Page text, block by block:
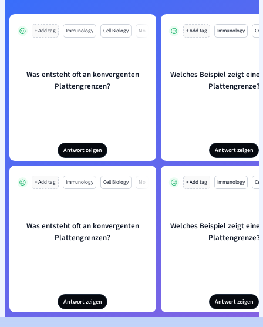
+ Add tag Immunology Cell Biology Mo
Was entsteht oft an konvergenten
Plattengrenzen?
Antwort zeigen
+ Add tag Immunology
Welches Beispiel zeigt
Plattengrenze?
Antwort zeigen
+ Add tag Immunology Cell Biology Mo
Was entsteht oft an konvergenten
Plattengrenzen?
Antwort zeigen
+ Add tag Immunology
Welches Beispiel zeigt
Plattengrenze?
Antwort zeigen